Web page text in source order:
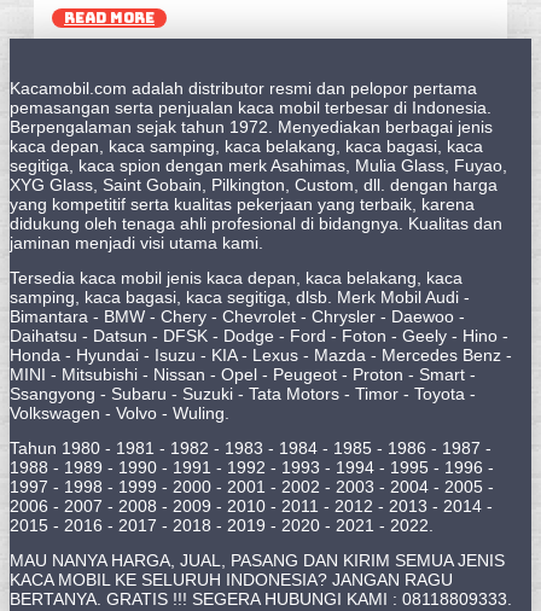
READ MORE
Kacamobil.com adalah distributor resmi dan pelopor pertama
pemasangan serta penjualan kaca mobil terbesar di Indonesia.
Berpengalaman sejak tahun 1972. Menyediakan berbagai jenis
kaca depan, kaca samping, kaca belakang, kaca bagasi, kaca
segitiga, kaca spion dengan merk Asahimas, Mulia Glass, Fuyao,
XYG Glass, Saint Gobain, Pilkington, Custom, dll. dengan harga
yang kompetitif serta kualitas pekerjaan yang terbaik, karena
didukung oleh tenaga ahli profesional di bidangnya. Kualitas dan
jaminan menjadi visi utama kami.
Tersedia kaca mobil jenis kaca depan, kaca belakang, kaca
samping, kaca bagasi, kaca segitiga, dlsb. Merk Mobil Audi -
Bimantara - BMW - Chery - Chevrolet - Chrysler - Daewoo -
Daihatsu - Datsun - DFSK - Dodge - Ford - Foton - Geely - Hino -
Honda - Hyundai - Isuzu - KIA - Lexus - Mazda - Mercedes Benz -
MINI - Mitsubishi - Nissan - Opel - Peugeot - Proton - Smart -
Ssangyong - Subaru - Suzuki - Tata Motors - Timor - Toyota -
Volkswagen - Volvo - Wuling.
Tahun 1980 - 1981 - 1982 - 1983 - 1984 - 1985 - 1986 - 1987 -
1988 - 1989 - 1990 - 1991 - 1992 - 1993 - 1994 - 1995 - 1996 -
1997 - 1998 - 1999 - 2000 - 2001 - 2002 - 2003 - 2004 - 2005 -
2006 - 2007 - 2008 - 2009 - 2010 - 2011 - 2012 - 2013 - 2014 -
2015 - 2016 - 2017 - 2018 - 2019 - 2020 - 2021 - 2022.
MAU NANYA HARGA, JUAL, PASANG DAN KIRIM SEMUA JENIS
KACA MOBIL KE SELURUH INDONESIA? JANGAN RAGU
BERTANYA. GRATIS !!! SEGERA HUBUNGI KAMI : 08118809333.